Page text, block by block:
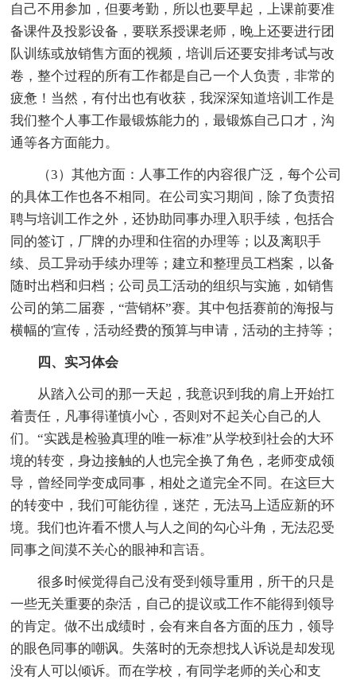
自己不用参加，但要考勤，所以也要早起，上课前要准
备课件及投影设备，要联系授课老师，晚上还要进行团
队训练或放销售方面的视频，培训后还要安排考试与改
卷，整个过程的所有工作都是自己一个人负责，非常的
疲惫！当然，有付出也有收获，我深深知道培训工作是
我们整个人事工作最锻炼能力的，最锻炼自己口才，沟
通等各方面能力。
（3）其他方面：人事工作的内容很广泛，每个公司
的具体工作也各不相同。在公司实习期间，除了负责招
聘与培训工作之外，还协助同事办理入职手续，包括合
同的签订，厂牌的办理和住宿的办理等；以及离职手
续、员工异动手续办理等；建立和整理员工档案，以备
随时出档和归档；公司员工活动的组织与实施，如销售
公司的第二届赛，“营销杯”赛。其中包括赛前的海报与
横幅的'宣传，活动经费的预算与申请，活动的主持等；
四、实习体会
从踏入公司的那一天起，我意识到我的肩上开始扛
着责任，凡事得谨慎小心，否则对不起关心自己的人
们。“实践是检验真理的唯一标准”从学校到社会的大环
境的转变，身边接触的人也完全换了角色，老师变成领
导，曾经同学变成同事，相处之道完全不同。在这巨大
的转变中，我们可能彷徨，迷茫，无法马上适应新的环
境。我们也许看不惯人与人之间的勾心斗角，无法忍受
同事之间漠不关心的眼神和言语。
很多时候觉得自己没有受到领导重用，所干的只是
一些无关重要的杂活，自己的提议或工作不能得到领导
的肯定。做不出成绩时，会有来自各方面的压力，领导
的眼色同事的嘲讽。失落时的无奈想找人诉说是却发现
没有人可以倾诉。而在学校，有同学老师的关心和支